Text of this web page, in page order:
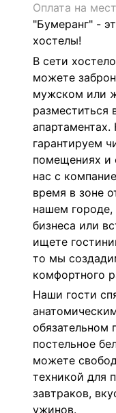
Оплата на
"Бумеранг" -
хостелы!
В сети
можете
мужском или
разместиться
гарантируем
помещениях и
нас с
время в зоне
нашем
бизнеса или
ищете
то мы
комфортного
Наши гости
обязательном
постельное
можете
техникой для
завтраков,
ужинов.